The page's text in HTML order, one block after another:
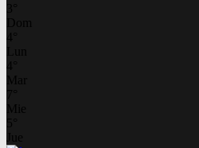
3
Dom
4
Lun
4
Mar
7
Mie
5
Jue